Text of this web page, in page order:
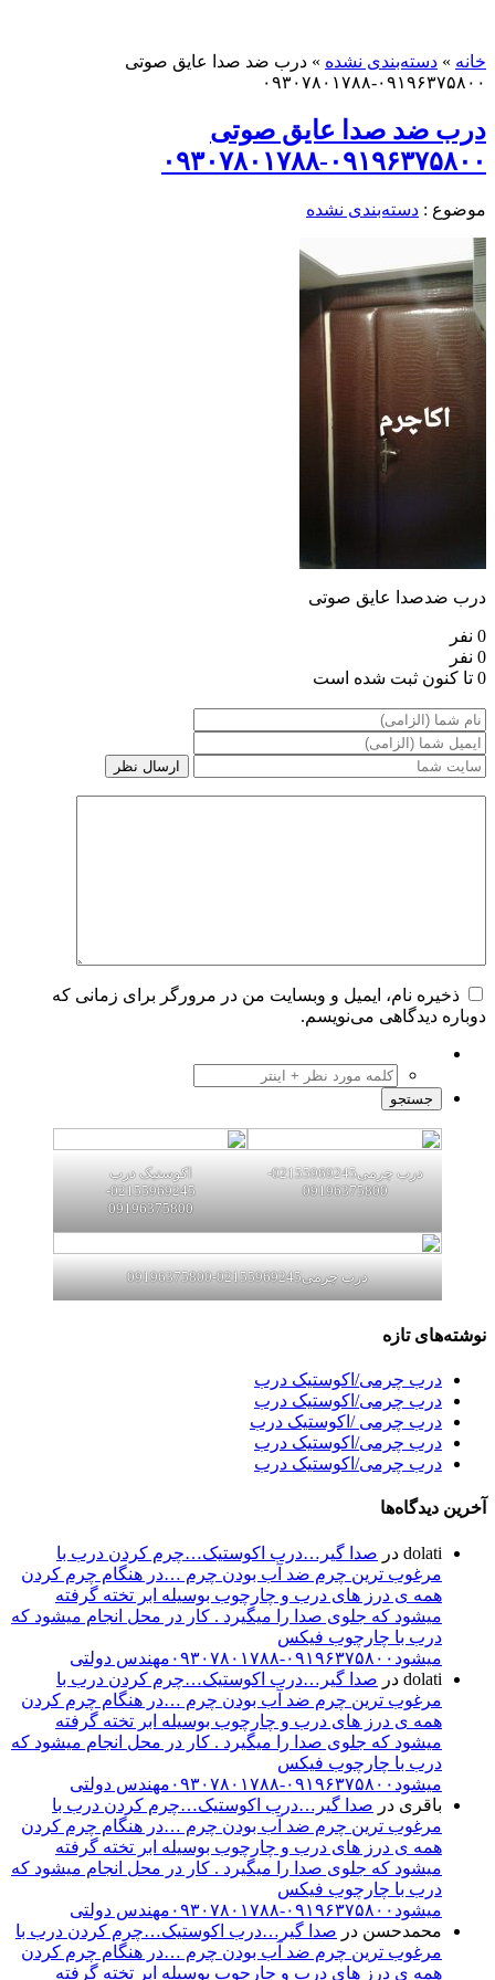
خانه » دسته‌بندی نشده » درب ضد صدا عایق صوتی
۰۹۱۹۶۳۷۵۸۰۰-۰۹۳۰۷۸۰۱۷۸۸
درب ضد صدا عایق صوتی
۰۹۱۹۶۳۷۵۸۰۰-۰۹۳۰۷۸۰۱۷۸۸
موضوع : دسته‌بندی نشده
درب ضدصدا عایق صوتی
0 نفر
0 نفر
0 تا کنون ثبت شده است
ذخیره نام، ایمیل و وبسایت من در مرورگر برای زمانی که
دوباره دیدگاهی می‌نویسم.
درب چرمی02155969245-
09196375800
اکوستیک درب
02155969245-
09196375800
درب چرمی02155969245-09196375800
نوشته‌های تازه
درب چرمی/اکوستیک درب
درب چرمی/اکوستیک درب
درب چرمی /اکوستیک درب
درب چرمی/اکوستیک درب
درب چرمی/اکوستیک درب
آخرین دیدگاه‌ها
dolati در صدا گیر…درب اکوستیک…چرم کردن درب با
مرغوب ترین چرم ضد آب بودن چرم …در هنگام چرم کردن
همه ی درز های درب و چارچوب بوسیله ابر تخته گرفته
میشود که جلوی صدا را میگیرد . کار در محل انجام میشود که
درب با چارچوب فیکس
میشود۰۹۱۹۶۳۷۵۸۰۰-۰۹۳۰۷۸۰۱۷۸۸مهندس دولتی
dolati در صدا گیر…درب اکوستیک…چرم کردن درب با
مرغوب ترین چرم ضد آب بودن چرم …در هنگام چرم کردن
همه ی درز های درب و چارچوب بوسیله ابر تخته گرفته
میشود که جلوی صدا را میگیرد . کار در محل انجام میشود که
درب با چارچوب فیکس
میشود۰۹۱۹۶۳۷۵۸۰۰-۰۹۳۰۷۸۰۱۷۸۸مهندس دولتی
باقری در صدا گیر…درب اکوستیک…چرم کردن درب با
مرغوب ترین چرم ضد آب بودن چرم …در هنگام چرم کردن
همه ی درز های درب و چارچوب بوسیله ابر تخته گرفته
میشود که جلوی صدا را میگیرد . کار در محل انجام میشود که
درب با چارچوب فیکس
میشود۰۹۱۹۶۳۷۵۸۰۰-۰۹۳۰۷۸۰۱۷۸۸مهندس دولتی
محمدحسن در صدا گیر…درب اکوستیک…چرم کردن درب با
مرغوب ترین چرم ضد آب بودن چرم …در هنگام چرم کردن
همه ی درز های درب و چارچوب بوسیله ابر تخته گرفته